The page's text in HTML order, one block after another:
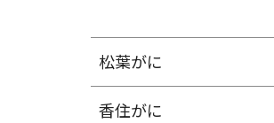
松葉がに
香住がに